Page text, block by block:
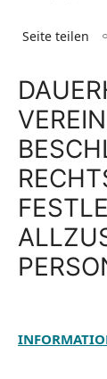
Seite teilen